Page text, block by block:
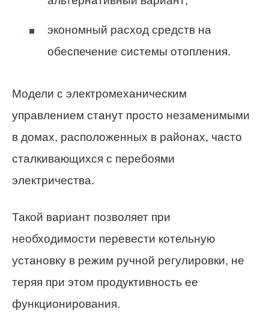
экономный расход средств на
обеспечение системы отопления.
Модели с электромеханическим
управлением станут просто незаменимыми
в домах, расположенных в районах, часто
сталкивающихся с перебоями
электричества.
Такой вариант позволяет при
необходимости перевести котельную
установку в режим ручной регулировки, не
теряя при этом продуктивность ее
функционирования.